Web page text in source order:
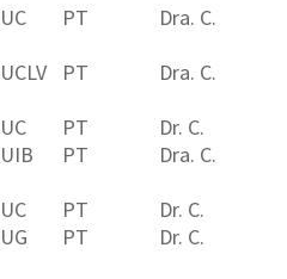
UC PT
Dra. C.
UCLV PT
Dra. C.
UC PT
Dr. C.
UIB PT
Dra. C.
UC PT
Dr. C.
UG PT Dr. C.